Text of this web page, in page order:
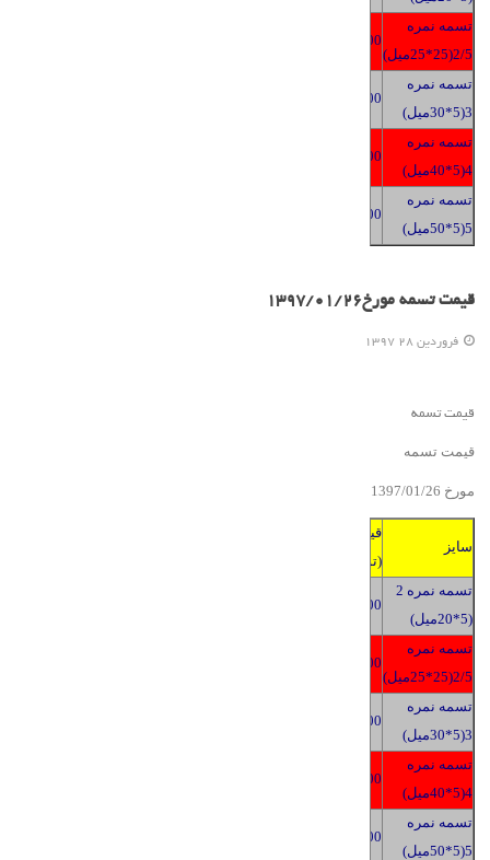
تسمه نمره
2/5(25*25میل)
2400
تسمه نمره
3(5*30میل)
2400
تسمه نمره
4(5*40میل)
2400
تسمه نمره
5(5*50میل)
2400
قیمت تسمه مورخ1397/01/26
فروردين 28 1397
قیمت تسمه
قیمت تسمه
مورخ 139 7/01/26
سایز
قیمت
(تومان)
تسمه نمره 2
(5*20میل)
2400
تسمه نمره
2/5(25*25میل)
2400
تسمه نمره
3(5*30میل)
2400
تسمه نمره
4(5*40میل)
2400
تسمه نمره
5(5*50میل)
2400